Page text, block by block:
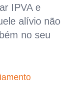
IPVA e
alívio não
no seu